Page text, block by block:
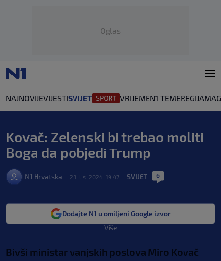
Oglas
NAJNOVIJEVIJESTISVIJET VRIJEMEN1 TEMEREGIJA
Kovač: Zelenski bi trebao moliti
Boga da pobjedi Trump
N1 Hrvatska 28. lis. 2024. 19:47 SVIJET 6
Dodajte N1 u omiljeni Google izvor
Više
Bivši ministar vanjskih poslova Miro Kovač